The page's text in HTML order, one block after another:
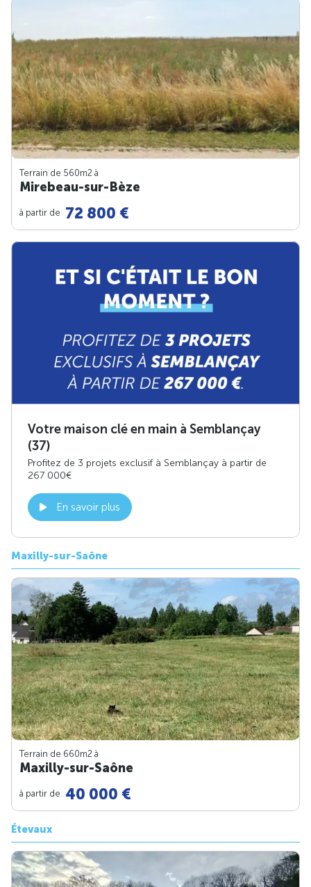
Terrain de 560m2 à
Mirebeau-sur-Bèze
à partir de 72 800 €
Votre maison clé en main à Semblançay
(37)
Profitez de 3 projets exclusif à Semblançay à partir de
267 000€
En savoir plus
Maxilly-sur-Saône
Terrain de 660m2 à
Maxilly-sur-Saône
à partir de 40 000 €
Étevaux